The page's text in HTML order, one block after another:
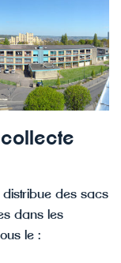
distribue des sacs
dans les
le :